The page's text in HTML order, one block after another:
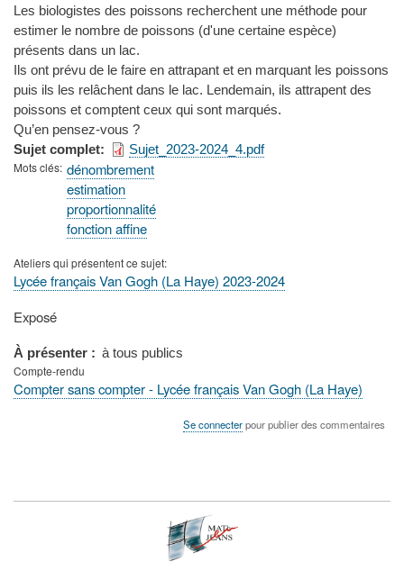
Les biologistes des poissons recherchent une méthode pour
estimer le nombre de poissons (d'une certaine espèce)
présents dans un lac.
Ils ont prévu de le faire en attrapant et en marquant les poissons
puis ils les relâchent dans le lac. Lendemain, ils attrapent des
poissons et comptent ceux qui sont marqués.
Qu’en pensez-vous ?
Sujet complet
Sujet_2023-2024_4.pdf
Mots clés dénombrement
estimation
proportionnalité
fonction affine
Ateliers qui présentent ce sujet
Lycée français Van Gogh (La Haye) 2023-2024
Type
présentation
congrès
Exposé
À présenter
à tous publics
Compte-rendu
Compter sans compter - Lycée français Van Gogh (La Haye)
Se connecterpour publier des commentaires